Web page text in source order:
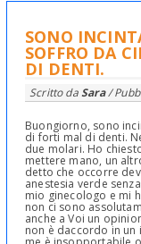
SONO
SOFFRO DA
DI DENTI.
Scritto daSara/
Buongiorno, sono
di forti mal di denti.
due molari. Ho
mettere mano, un
detto che occorre
anestesia verde
mio ginecologo e mi
non ci sono
anche a Voi un
non è daccordo in